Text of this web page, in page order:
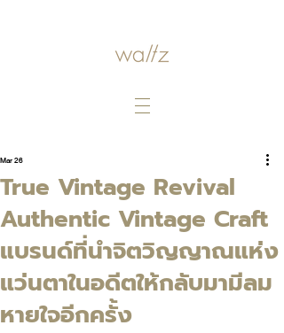
True Vintage Revival
Authentic Vintage Craft
แบรนด์ที่นำจิตวิญญาณแห่ง
แว่นตาในอดีตให้กลับมามีลม
หายใจอีกครั้ง
Mar 26